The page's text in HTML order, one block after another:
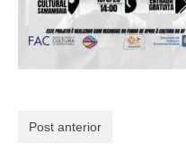
Post anterior